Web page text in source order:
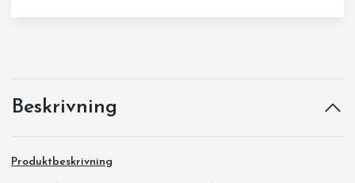
Beskrivning
Produktbeskrivning